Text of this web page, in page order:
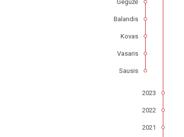
Gegužė
Balandis
Kovas
Vasaris
Sausis
2023
2022
2021